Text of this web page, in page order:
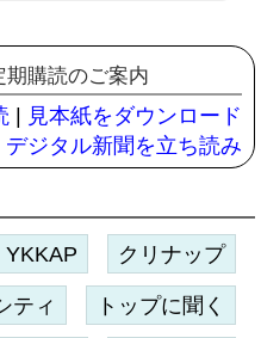
購読のご案内
見本紙をダウンロード
デジタル新聞を立ち読み
YKKAP クリナップ
ティ トップに聞く